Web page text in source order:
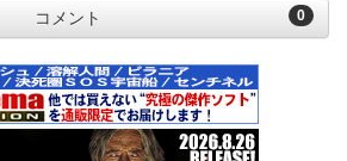
0
コメント